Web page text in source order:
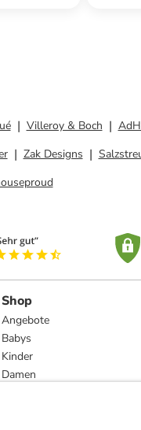
Villeroy & Boch
Zak Designs
Shop
Angebote
Babys
Kinder
Damen